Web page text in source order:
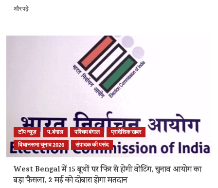
बारे
और पढ़ेंपश्चिम
फाल्टा
होगा
मतदान,
धांधली
की
शिकायत
चुनाव
आयोग
टॉप न्यूज़ प.बंगाल पश्चिम बंगाल
प्रादेशिक खबर
विधानसभा चुनाव 2026
संपादक की पसंद
West Bengal में 15 बूथों पर फिर से होगी वोटिंग, चुनाव आयोग का
बड़ा फैसला, 2 मई को दोबारा होगा मतदान